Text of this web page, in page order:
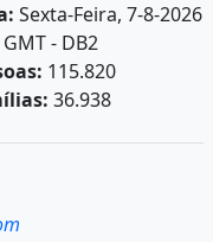
Sexta-Feira, 7-8-2026
- DB2
115.820
36.938